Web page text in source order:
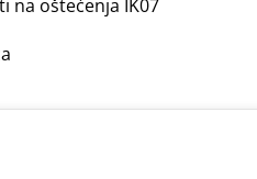
na oštećenja IK07